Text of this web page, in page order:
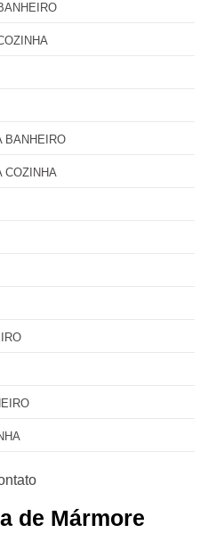
BANHEIRO
COZINHA
de Mármore